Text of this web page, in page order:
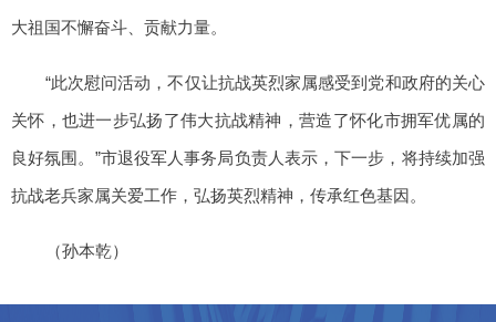
大祖国不懈奋斗、贡献力量。
“此次慰问活动，不仅让抗战英烈家属感受到党和政府的关心
关怀，也进一步弘扬了伟大抗战精神，营造了怀化市拥军优属的
良好氛围。”市退役军人事务局负责人表示，下一步，将持续加强
抗战老兵家属关爱工作，弘扬英烈精神，传承红色基因。
（孙本乾）